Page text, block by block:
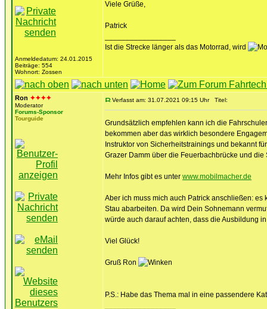
Anmeldedatum: 24.01.2015
Beiträge: 554
Wohnort: Zossen
Viele Grüße,
Patrick
Ist die Strecke länger als das Motorrad, wird
Ron ✦✦✦✦
Moderator
Forums-Sponsor
Tourguide
Verfasst am: 31.07.2021 09:15 Uhr Titel:
Grundsätzlich empfehlen kann ich die
bekommen aber das wirklich besondere
Instruktor von Sicherheitstrainings und bekannt
Grazer Damm über die Feuerbachbrücke und
Mehr Infos gibt es unter www.mobilmacher.de
Aber ich muss mich auch Patrick anschließen:
Stau abarbeiten. Da wird Dein Sohnemann
würde auch darauf achten, dass die Ausbildung
Viel Glück!
Gruß Ron
P.S.: Habe das Thema mal in eine passendere